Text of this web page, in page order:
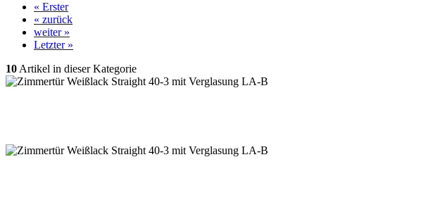
« Erster
« zurück
weiter »
Letzter »
10 Artikel in dieser Kategorie